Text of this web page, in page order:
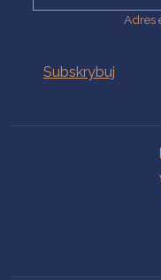
Adres